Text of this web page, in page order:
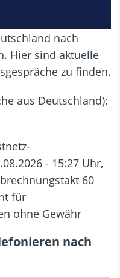
nach
Hier sind aktuelle
zu finden.
aus Deutschland):
- 15:27 Uhr,
60
für
ohne Gewähr
nach